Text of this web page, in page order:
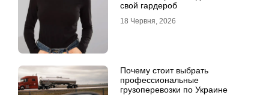
свой гардероб
18 Червня, 2026
Почему стоит выбрать
профессиональные
грузоперевозки по Украине